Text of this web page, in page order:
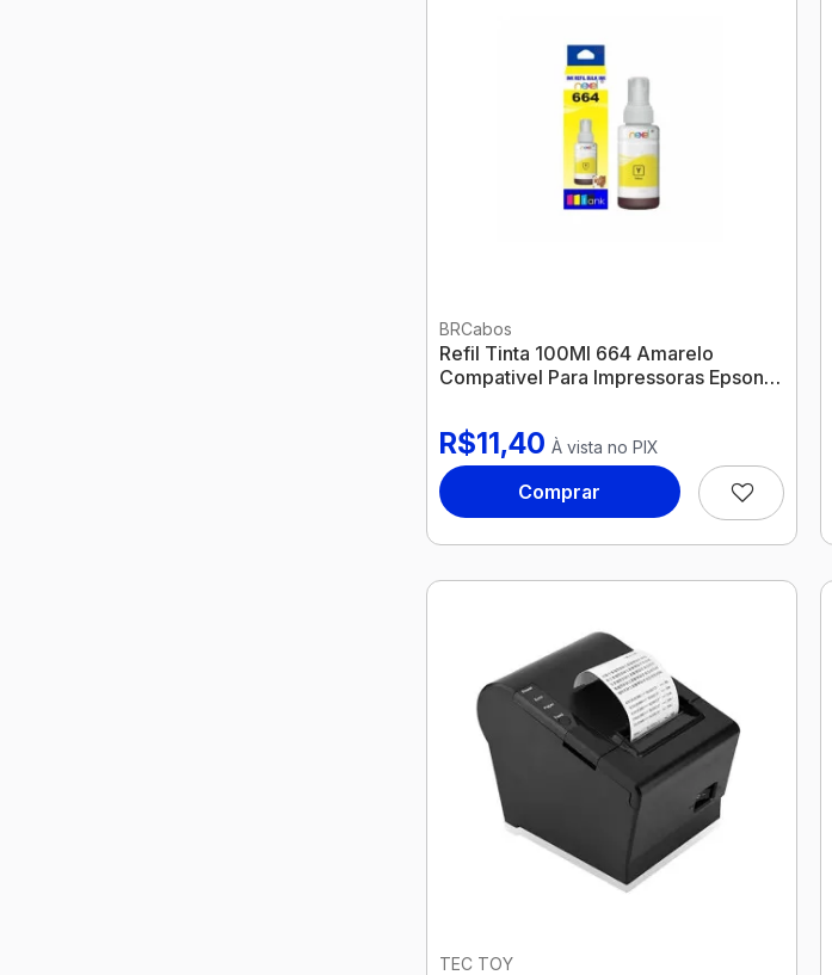
BRCabos
Refil Tinta 100Ml 664 Amarelo
Compativel Para Impressoras Epson
R$11,40 À vista no PIX
Comprar
TEC TOY